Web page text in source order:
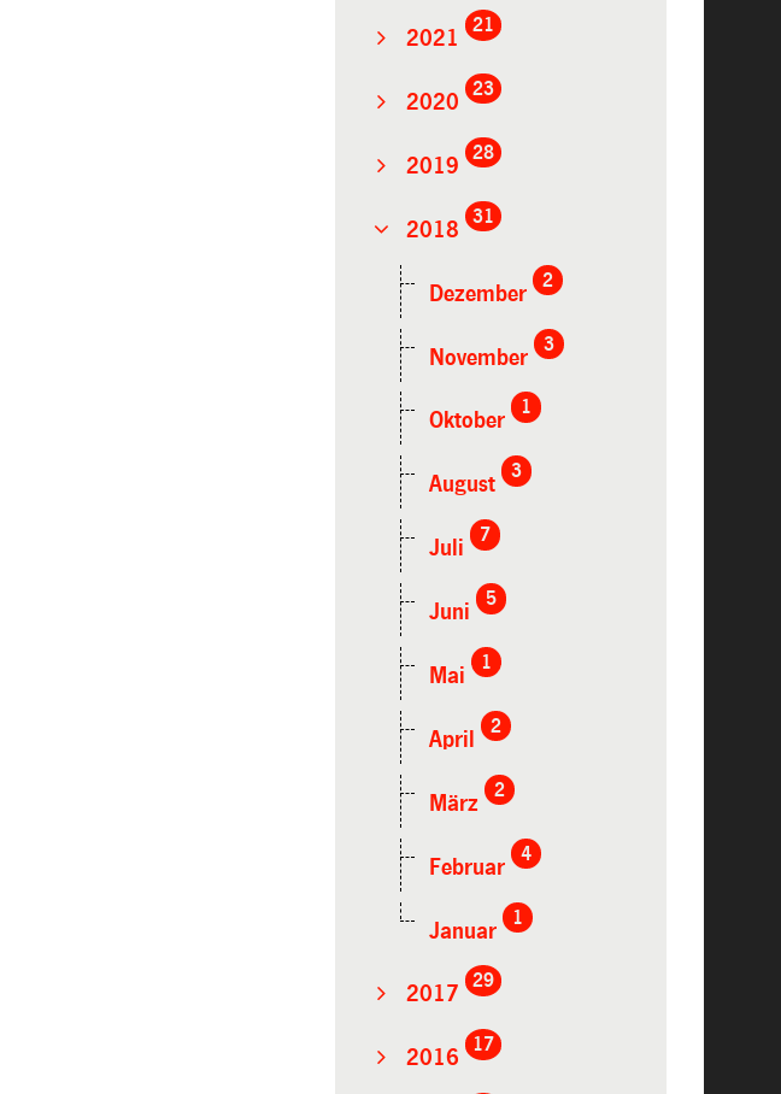
2021
21
2020
23
2019
28
2018
31
Dezember
2
November
3
Oktober
1
August
3
Juli
7
Juni
5
Mai
1
April
2
März
2
Februar
4
Januar
1
2017
29
2016
17